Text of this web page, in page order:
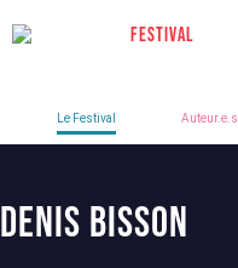
Festival
Le Festival Auteur.e.s
Denis Bisson